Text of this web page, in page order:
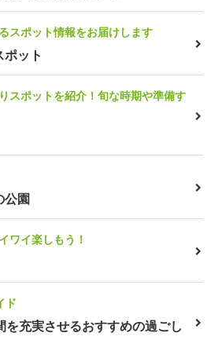
スポット情報をお届けします
ット
スポットを紹介！旬な時期や準備す
公園
ワイ楽しもう！
ド
充実させるおすすめの過ごし